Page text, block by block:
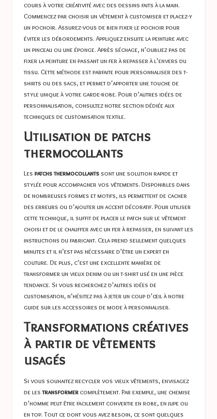
cours à votre créativité avec des dessins faits à la main.
Commencez par choisir un vêtement à customiser et placez-y
un pochoir. Assurez-vous de bien fixer le pochoir pour
éviter les débordements. Appliquez ensuite la peinture avec
un pinceau ou une éponge. Après séchage, n’oubliez pas de
fixer la peinture en passant un fer à repasser à l’envers du
tissu. Cette méthode est parfaite pour personnaliser des t-
shirts ou des sacs, et permet d’apporter une touche de
style unique à votre garde-robe. Pour d’autres idées de
personnalisation, consultez notre section dédiée aux
techniques de customisation textile.
Utilisation de patchs
thermocollants
Les patchs thermocollants sont une solution rapide et
stylée pour accompagner vos vêtements. Disponibles dans
de nombreuses formes et motifs, ils permettent de cacher
des erreurs ou d’ajouter un accent décoratif. Pour utiliser
cette technique, il suffit de placer le patch sur le vêtement
choisi et de le chauffer avec un fer à repasser, en suivant les
instructions du fabricant. Cela prend seulement quelques
minutes et il n’est pas nécessaire d’être un expert en
couture. De plus, c’est une excellente manière de
transformer un vieux denim ou un t-shirt usé en une pièce
tendance. Si vous recherchez d’autres idées de
customisation, n’hésitez pas à jeter un coup d’œil à notre
guide sur les accessoires de mode à personnaliser.
Transformations créatives
à partir de vêtements
usagés
Si vous souhaitez recycler vos vieux vêtements, envisagez
de lestransformer complètement. Par exemple, une chemise
d’homme peut être facilement convertie en robe, en jupe ou
en top. Tout ce dont vous avez besoin, ce sont quelques